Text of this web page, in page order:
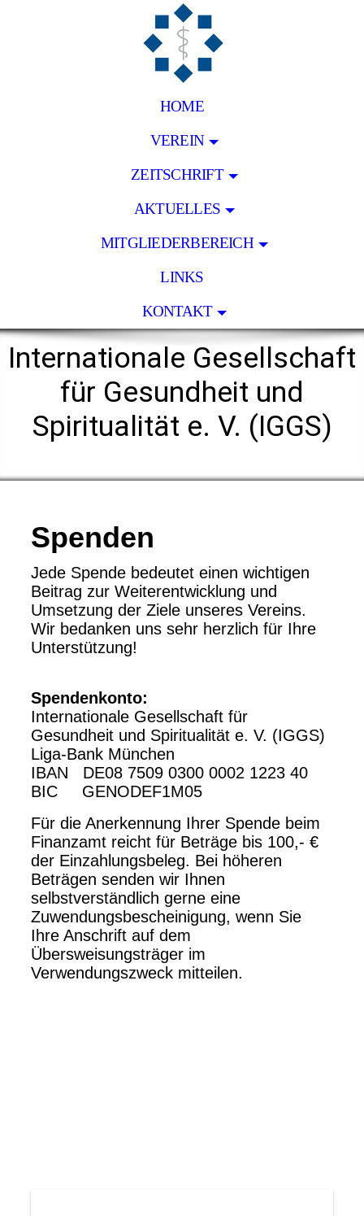
HOME
VEREIN
ZEITSCHRIFT
AKTUELLES
MITGLIEDERBEREICH
LINKS
KONTAKT
Internationale Gesellschaft
für Gesundheit und
Spiritualität e. V. (IGGS)
Spenden
Jede Spende bedeutet einen wichtigen
Beitrag zur Weiterentwicklung und
Umsetzung der Ziele unseres Vereins.
Wir bedanken uns sehr herzlich für Ihre
Unterstützung!
Spendenkonto:
Internationale Gesellschaft für
Gesundheit und Spiritualität e. V. (IGGS)
Liga-Bank München
IBAN DE08 7509 0300 0002 1223 40
BIC GENODEF1M05
Für die Anerkennung Ihrer Spende beim
Finanzamt reicht für Beträge bis 100,- €
der Einzahlungsbeleg. Bei höheren
Beträgen senden wir Ihnen
selbstverständlich gerne eine
Zuwendungsbescheinigung, wenn Sie
Ihre Anschrift auf dem
Übersweisungsträger im
Verwendungszweck mitteilen.